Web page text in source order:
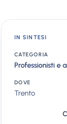
IN SINTESI
CATEGORIA
Professionisti e
DOVE
Trento